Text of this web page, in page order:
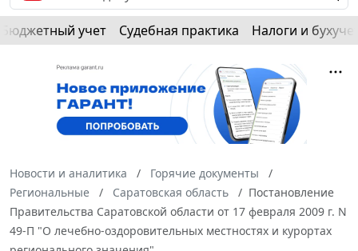
Бюджетный учет Судебная практика Налоги и
Новости и аналитика
Горячие документы
Региональные
Саратовская область
Постановление
Правительства Саратовской области от 17 февраля 2009 г. N
49-П "О лечебно-оздоровительных местностях и курортах